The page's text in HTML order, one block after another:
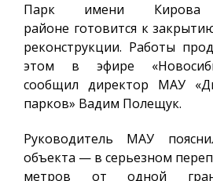
Парк имени
районе готовится к
реконструкции. Работы
этом в эфире
сообщил директор МАУ
парков» Вадим Полещук.
Руководитель МАУ
объекта — в серьезном
метров от одной